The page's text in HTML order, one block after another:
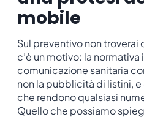
mobile
Sul preventivo non troverai
c’è un motivo: la normativa
comunicazione sanitaria
non la pubblicità di listini,
che rendono qualsiasi
Quello che possiamo